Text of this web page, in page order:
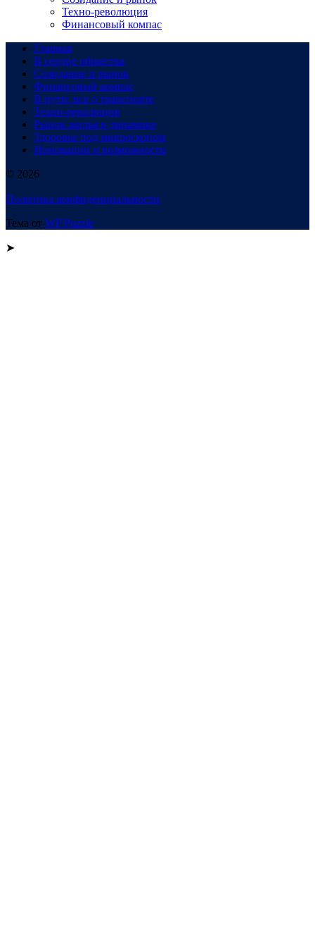
Техно-революция
Финансовый компас
Главная
В сердце общества
Созидание и рынок
Финансовый компас
В пути: все о транспорте
Техно-революция
Рынок жилья в динамике
Здоровье под микроскопом
Инновации и возможности
© 2026
Политика конфиденциальности
Тема от WP Puzzle
➤